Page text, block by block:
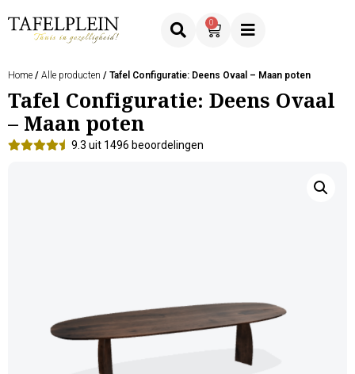
0
Home / Alle producten / Tafel Configuratie: Deens Ovaal – Maan poten
Tafel Configuratie: Deens Ovaal
– Maan poten
9.3 uit 1496 beoordelingen